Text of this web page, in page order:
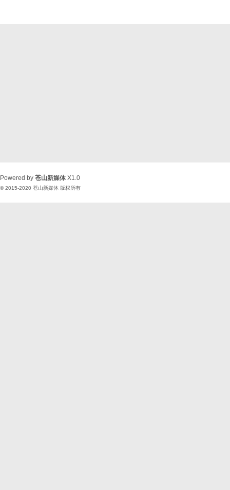
Powered by 苍山新媒体 X1.0
© 2015-2020 苍山新媒体 版权所有